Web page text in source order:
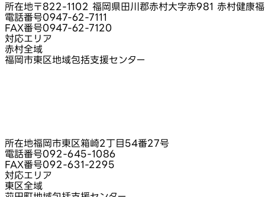
所在地〒822-1102 福岡県田川郡赤村大字赤981 赤村健康福
電話番号0947-62-7111
FAX番号0947-62-7120
対応エリア
赤村全域
福岡市東区地域包括支援センター
所在地福岡市東区箱崎2丁目54番27号
電話番号092-645-1086
FAX番号092-631-2295
対応エリア
東区全域